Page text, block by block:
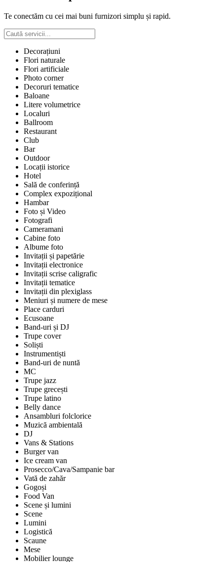
Te conectăm cu cei mai buni furnizori simplu și rapid.
Decorațiuni
Flori naturale
Flori artificiale
Photo corner
Decoruri tematice
Baloane
Litere volumetrice
Localuri
Ballroom
Restaurant
Club
Bar
Outdoor
Locații istorice
Hotel
Sală de conferință
Complex expozițional
Hambar
Foto și Video
Fotografi
Cameramani
Cabine foto
Albume foto
Invitații și papetărie
Invitații electronice
Invitații scrise caligrafic
Invitații tematice
Invitații din plexiglass
Meniuri și numere de mese
Place carduri
Ecusoane
Band-uri și DJ
Trupe cover
Soliști
Instrumentiști
Band-uri de nuntă
MC
Trupe jazz
Trupe grecești
Trupe latino
Belly dance
Ansambluri folclorice
Muzică ambientală
DJ
Vans & Stations
Burger van
Ice cream van
Prosecco/Cava/Sampanie bar
Vată de zahăr
Gogoși
Food Van
Scene și lumini
Scene
Lumini
Logistică
Scaune
Mese
Mobilier lounge